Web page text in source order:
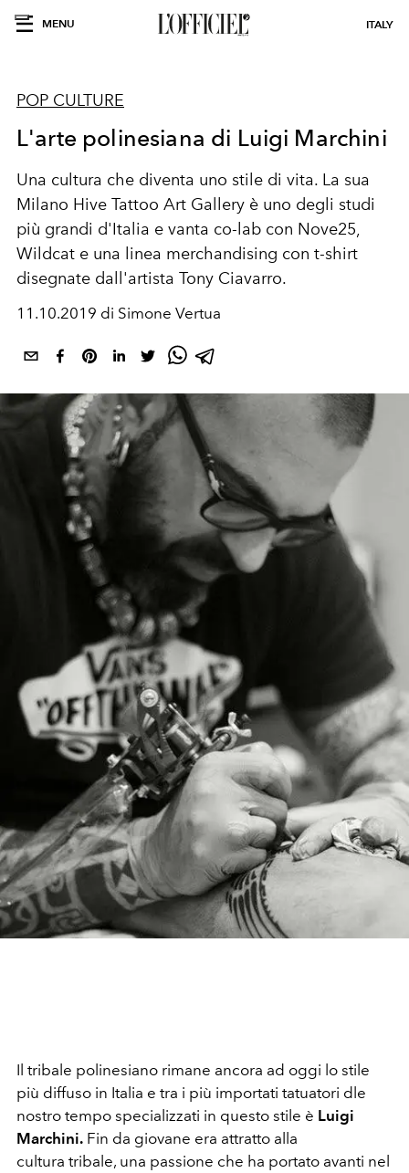
MENU ITALY
POP CULTURE
L'arte polinesiana di Luigi Marchini
Una cultura che diventa uno stile di vita. La sua
Milano Hive Tattoo Art Gallery è uno degli studi
più grandi d'Italia e vanta co-lab con Nove25,
Wildcat e una linea merchandising con t-shirt
disegnate dall'artista Tony Ciavarro.
11.10.2019 di Simone Vertua
Il tribale polinesiano rimane ancora ad oggi lo stile
più diffuso in Italia e tra i più importati tatuatori dle
nostro tempo specializzati in questo stile è Luigi
Marchini. Fin da giovane era attratto alla
cultura tribale, una passione che ha portato avanti nel